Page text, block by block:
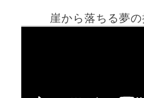
崖から落ちる夢